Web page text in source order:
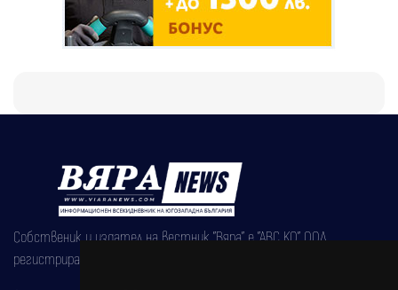
Собственик и издател на вестник "Вяра" е "АВС КО" ООД,
регистрирана на 08.05.2002 година.